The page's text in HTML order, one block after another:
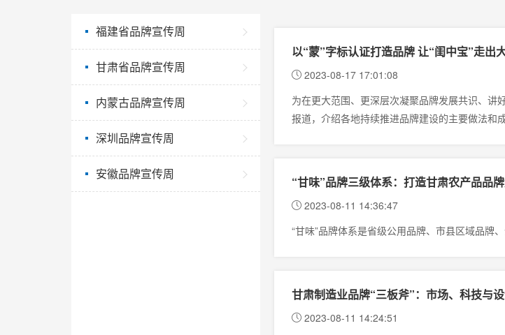
福建省品牌宣传周
甘肃省品牌宣传周
内蒙古品牌宣传周
深圳品牌宣传周
安徽品牌宣传周
以“蒙”字标认证打造品牌 让“闺中宝”走出
2023-08-17 17:01:08
为在更大范围、更深层次凝聚品牌发展共识、讲
报道，介绍各地持续推进品牌建设的主要做法和
“甘味”品牌三级体系：打造甘肃农产品品
2023-08-11 14:36:47
“甘味”品牌体系是省级公用品牌、市县区域品牌
甘肃制造业品牌“三板斧”：市场、科技与
2023-08-11 14:24:51